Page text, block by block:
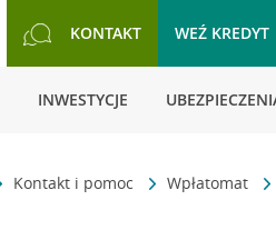
KONTAKT WEŹ KREDYT
INWESTYCJE
Kontakt i pomoc Wpłatomat